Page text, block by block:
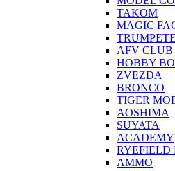
TAKOM
MAGIC
AFV CLUB
HOBBY
ZVEZDA
BRONCO
TIGER
AOSHIMA
SUYATA
ACADEMY
RYEFIELD
AMMO